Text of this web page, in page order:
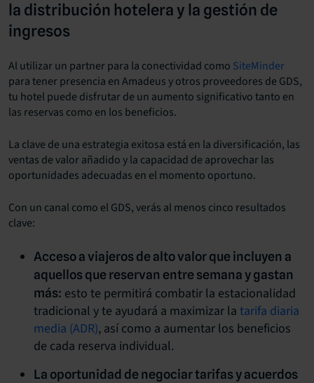
la distribución hotelera y la gestión de
ingresos
Al utilizar un partner para la conectividad como SiteMinder
para tener presencia en Amadeus y otros proveedores de GDS,
tu hotel puede disfrutar de un aumento significativo tanto en
las reservas como en los beneficios.
La clave de una estrategia exitosa está en la diversificación, las
ventas de valor añadido y la capacidad de aprovechar las
oportunidades adecuadas en el momento oportuno.
Con un canal como el GDS, verás al menos cinco resultados
clave:
Acceso a viajeros de alto valor que incluyen a
aquellos que reservan entre semana y gastan
más: esto te permitirá combatir la estacionalidad
tradicional y te ayudará a maximizar la tarifa diaria
media (ADR), así como a aumentar los beneficios
de cada reserva individual.
La oportunidad de negociar tarifas y acuerdos